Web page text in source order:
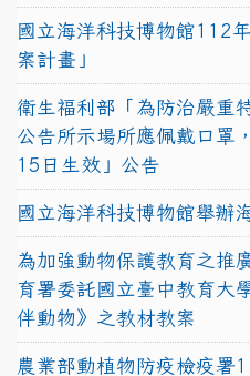
國立海洋科技博物館112
案計畫」
衛生福利部「為防治嚴重
公告所示場所應佩戴口罩
15日生效」公告
國立海洋科技博物館舉辦
為加強動物保護教育之推
育署委託國立臺中教育大
伴動物》之教材教案
農業部動植物防疫檢疫署